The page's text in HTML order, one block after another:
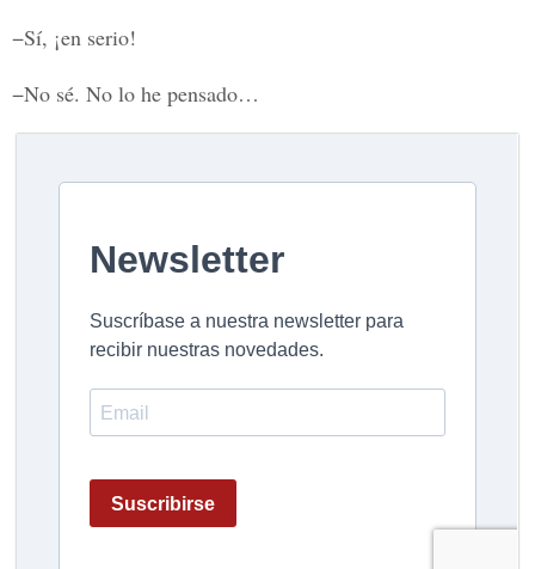
−Sí, ¡en serio!
−No sé. No lo he pensado…